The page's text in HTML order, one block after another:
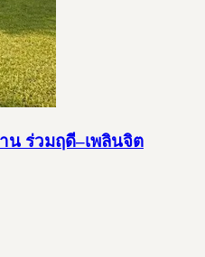
น ร่วมฤดี–เพลินจิต